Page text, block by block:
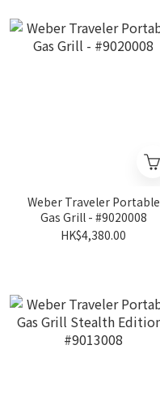
Weber Traveler Portable
Gas Grill - #9020008
HK$4,380.00